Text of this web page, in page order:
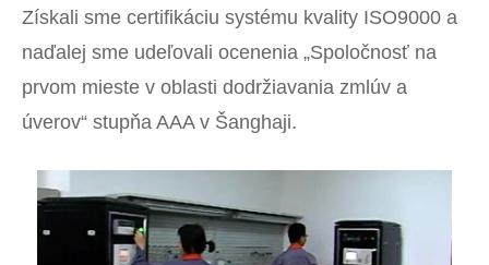
Získali sme certifikáciu systému kvality ISO9000 a
naďalej sme udeľovali ocenenia „Spoločnosť na
prvom mieste v oblasti dodržiavania zmlúv a
úverov“ stupňa AAA v Šanghaji.